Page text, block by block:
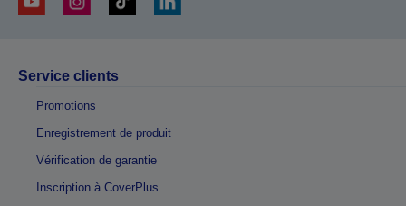
Service clients
Promotions
Enregistrement de produit
Vérification de garantie
Inscription à CoverPlus